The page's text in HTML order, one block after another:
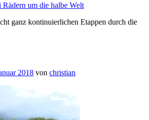
um die halbe Welt
ganz kontinuierlichen Etappen durch die
2018 von christian